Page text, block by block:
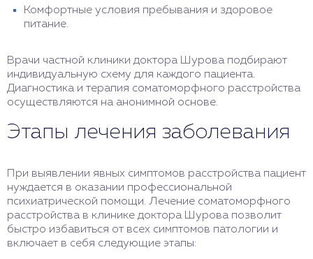
Комфортные условия пребывания и здоровое
питание.
Врачи частной клиники доктора Шурова подбирают
индивидуальную схему для каждого пациента.
Диагностика и терапия соматоморфного расстройства
осуществляются на анонимной основе.
Этапы лечения заболевания
При выявлении явных симптомов расстройства пациент
нуждается в оказании профессиональной
психиатрической помощи. Лечение соматоморфного
расстройства в клинике доктора Шурова позволит
быстро избавиться от всех симптомов патологии и
включает в себя следующие этапы: